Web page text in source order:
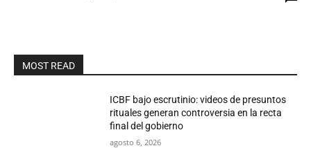
MOST READ
ICBF bajo escrutinio: videos de presuntos
rituales generan controversia en la recta
final del gobierno
agosto 6, 2026